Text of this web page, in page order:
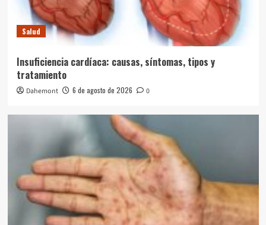
Salud
Insuficiencia cardíaca: causas, síntomas, tipos y
tratamiento
Dahemont 6 de agosto de 2026 0